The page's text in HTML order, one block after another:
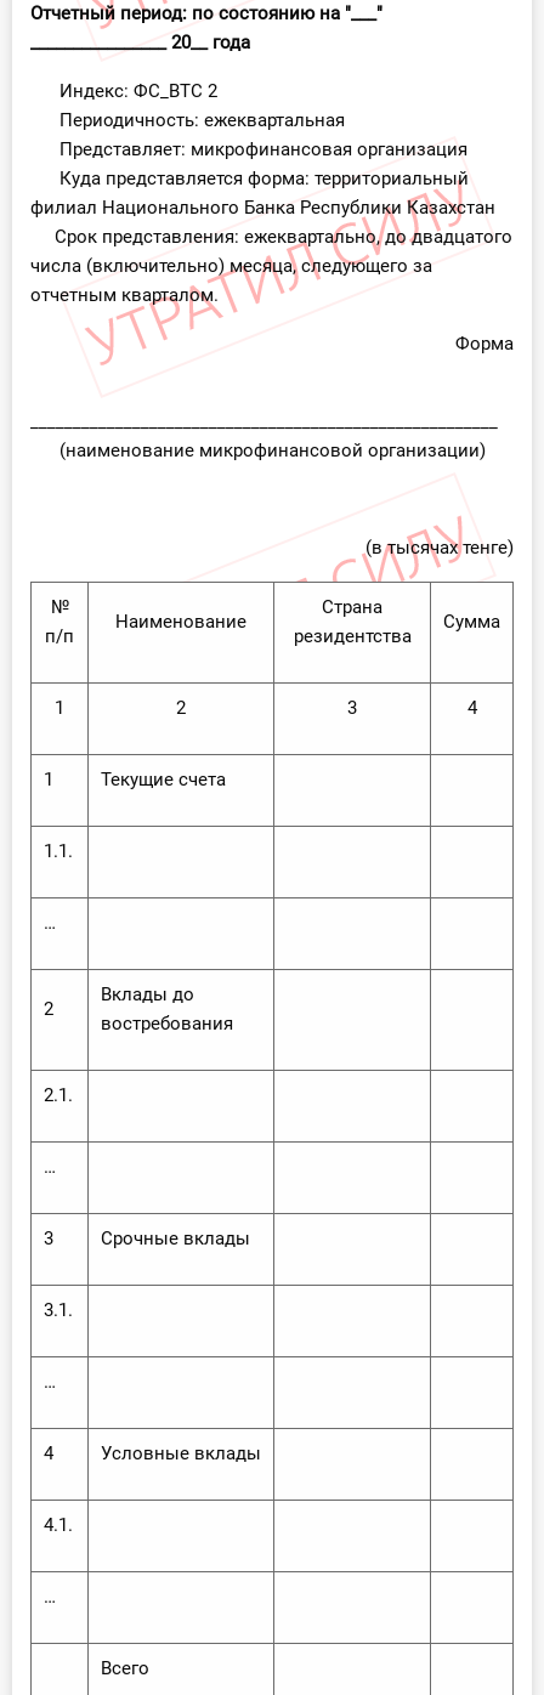
Отчетный период: по состоянию на "___"
________________ 20__ года
Индекс: ФС_ВТС 2
Периодичность: ежеквартальная
Представляет: микрофинансовая организация
Куда представляется форма: территориальный
филиал Национального Банка Республики Казахстан
Срок представления: ежеквартально, до двадцатого
числа (включительно) месяца, следующего за
отчетным кварталом.
Форма
(наименование микрофинансовой организации)
(в тысячах тенге)
№
п/п
Наименование
Страна
резидентства
Сумма
1 2 3 4
1 Текущие счета
1.1.
…
2
Вклады до
востребования
2.1.
…
3 Срочные вклады
3.1.
…
4 Условные вклады
4.1.
…
Всего